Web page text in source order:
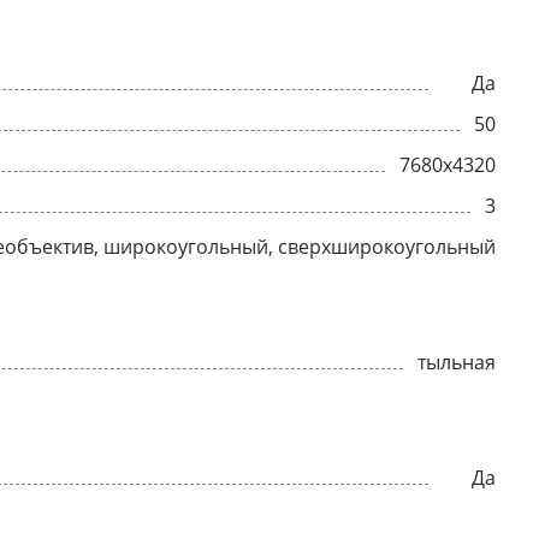
Да
50
7680x4320
3
широкоугольный, сверхширокоугольный
тыльная
Да